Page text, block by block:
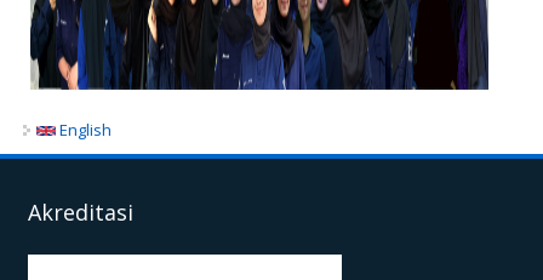
English
Akreditasi